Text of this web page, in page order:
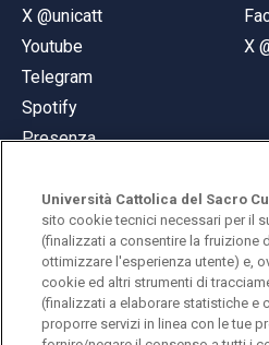
X @unicatt
Youtube
Telegram
Spotify
Presenza
X
© Università Cattolica del Sacro
Largo A. Gemelli 1, 20123
PI 02133120150
Università Cattolica del Sacro
sito cookie tecnici necessari per il
(finalizzati a consentire la fruizione
ottimizzare l'esperienza utente) e,
cookie ed altri strumenti di
(finalizzati a elaborare statistiche e
proporre servizi in linea con le tue